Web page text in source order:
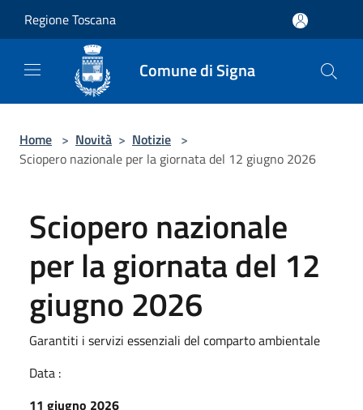
Regione Toscana
Comune di Signa
Home > Novità > Notizie >
Sciopero nazionale per la giornata del 12 giugno 2026
Sciopero nazionale
per la giornata del 12
giugno 2026
Garantiti i servizi essenziali del comparto ambientale
Data :
11 giugno 2026